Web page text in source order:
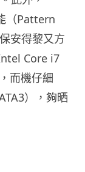
（Pattern
安得黎又方
Core i7
而機仔細
），夠晒